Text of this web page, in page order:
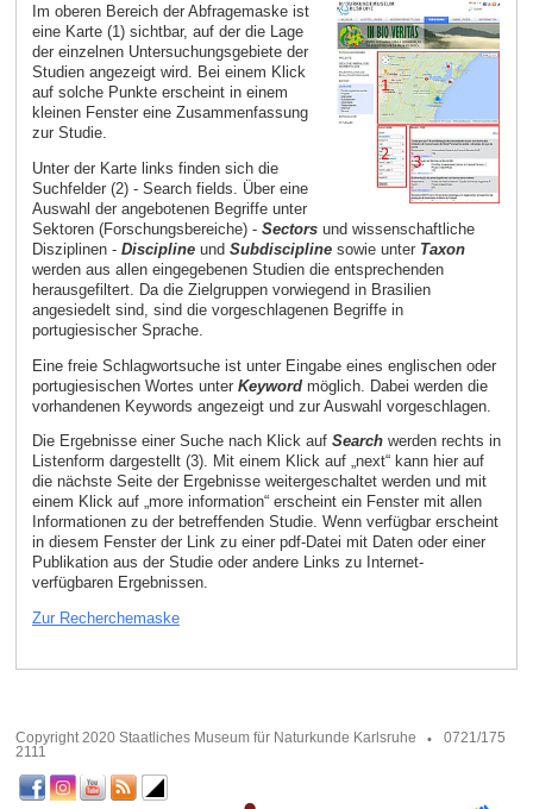
Im oberen Bereich der Abfragemaske ist
eine Karte (1) sichtbar, auf der die Lage
der einzelnen Untersuchungsgebiete der
Studien angezeigt wird. Bei einem Klick
auf solche Punkte erscheint in einem
kleinen Fenster eine Zusammenfassung
zur Studie.
Unter der Karte links finden sich die
Suchfelder (2) - Search fields. Über eine
Auswahl der angebotenen Begriffe unter
Sektoren (Forschungsbereiche) - Sectors und wissenschaftliche
Disziplinen - Discipline und Subdisciplinesowie unter Taxon
werden aus allen eingegebenen Studien die entsprechenden
herausgefiltert. Da die Zielgruppen vorwiegend in Brasilien
angesiedelt sind, sind die vorgeschlagenen Begriffe in
portugiesischer Sprache.
Eine freie Schlagwortsuche ist unter Eingabe eines englischen oder
portugiesischen Wortes unter Keyword möglich. Dabei werden die
vorhandenen Keywords angezeigt und zur Auswahl vorgeschlagen.
Die Ergebnisse einer Suche nach Klick auf Search werden rechts in
Listenform dargestellt (3). Mit einem Klick auf „next“ kann hier auf
die nächste Seite der Ergebnisse weitergeschaltet werden und mit
einem Klick auf „more information“ erscheint ein Fenster mit allen
Informationen zu der betreffenden Studie. Wenn verfügbar erscheint
in diesem Fenster der Link zu einer pdf-Datei mit Daten oder einer
Publikation aus der Studie oder andere Links zu Internet-
verfügbaren Ergebnissen.
Zur Recherchemaske
Copyright 2020 Staatliches Museum für Naturkunde Karlsruhe
0721/175
2111